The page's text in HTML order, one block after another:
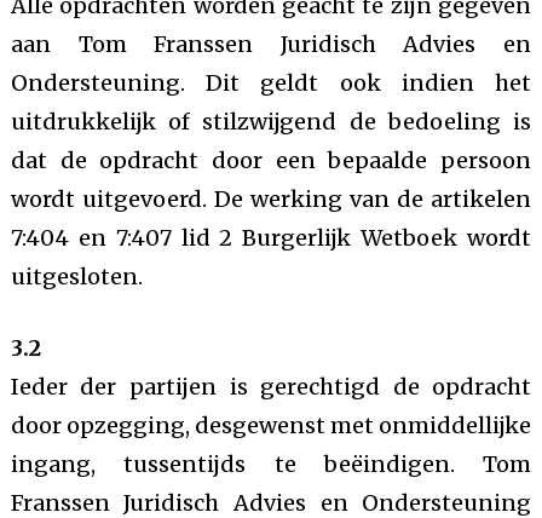
aan Tom Franssen Juridisch Advies en
Ondersteuning. Dit geldt ook indien het
uitdrukkelijk of stilzwijgend de bedoeling is
dat de opdracht door een bepaalde persoon
wordt uitgevoerd. De werking van de artikelen
7:404 en 7:407 lid 2 Burgerlijk Wetboek wordt
uitgesloten.
3.2
Ieder der partijen is gerechtigd de opdracht
door opzegging, desgewenst met onmiddellijke
ingang, tussentijds te beëindigen. Tom
Franssen Juridisch Advies en Ondersteuning